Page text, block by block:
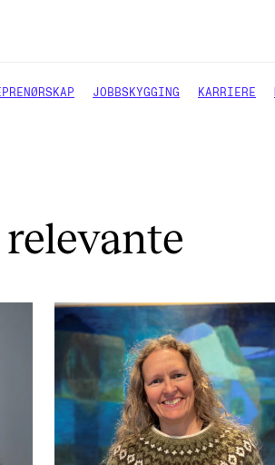
JOBBSKYGGING KARRIERE
relevante